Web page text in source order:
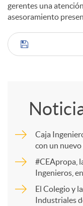
gerentes una
asesoramiento
C
m
p
a
Caja
con un
#CEApropa,
Ingenieros,
El Colegio y
Industriales